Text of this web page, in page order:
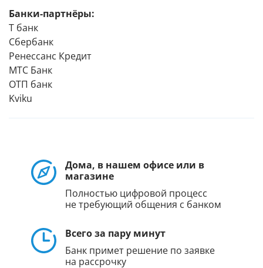
Банки-партнёры:
Т банк
Сбербанк
Ренессанс Кредит
МТС Банк
ОТП банк
Kviku
Дома, в нашем офисе или в
магазине
Полностью цифровой процесс
не требующий общения с банком
Всего за пару минут
Банк примет решение по заявке
на рассрочку